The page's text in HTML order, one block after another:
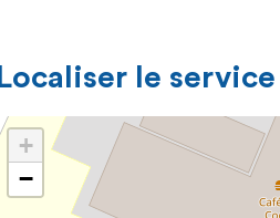
Localiser le service
+
−